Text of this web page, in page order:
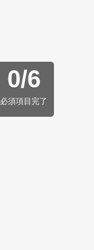
0/6
必須項目完了